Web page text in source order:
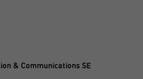
& Communications SE